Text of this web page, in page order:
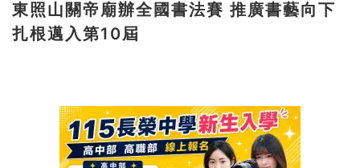
東照山關帝廟辦全國書法賽 推廣書藝向下
扎根邁入第10屆